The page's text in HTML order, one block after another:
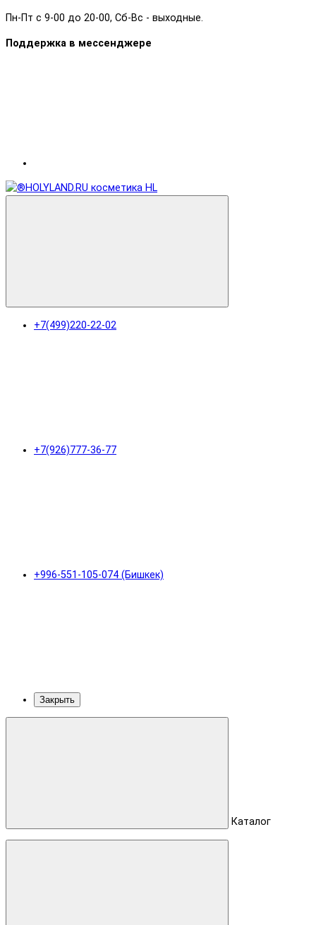
Пн-Пт с 9-00 до 20-00, Сб-Вс - выходные.
Поддержка в мессенджере
+7(499)220-22-02
+7(926)777-36-77
+996-551-105-074 (Бишкек)
Закрыть
Каталог